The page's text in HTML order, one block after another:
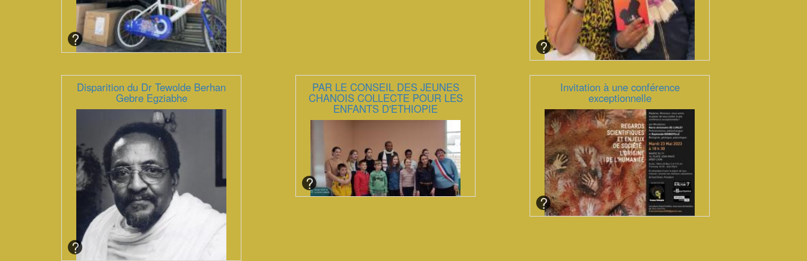
Disparition du Dr Tewolde Berhan
Gebre Egziabhe
PAR LE CONSEIL DES JEUNES
CHANOIS COLLECTE POUR LES
ENFANTS D'ETHIOPIE
Invitation à une conférence
exceptionnelle